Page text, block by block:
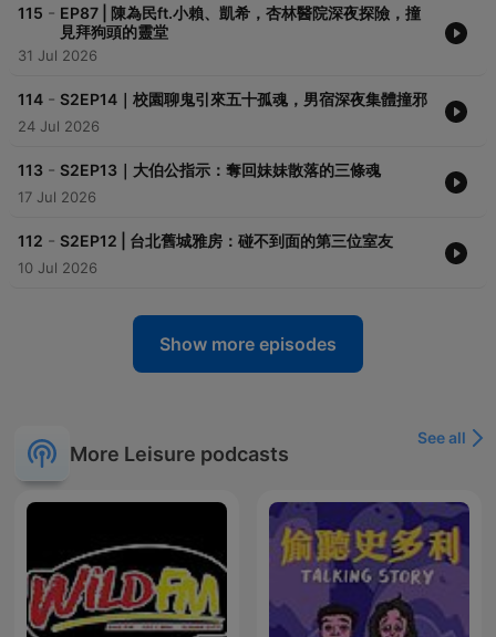
115 - EP87 | 陳為民ft.小賴、凱希，杏林醫院深夜探險，撞
見拜狗頭的靈堂
31 Jul 2026
114 - S2EP14｜校園聊鬼引來五十孤魂，男宿深夜集體撞邪
24 Jul 2026
113 - S2EP13｜大伯公指示：奪回妹妹散落的三條魂
17 Jul 2026
112 - S2EP12 | 台北舊城雅房：碰不到面的第三位室友
10 Jul 2026
Show more episodes
More Leisure podcasts
See all